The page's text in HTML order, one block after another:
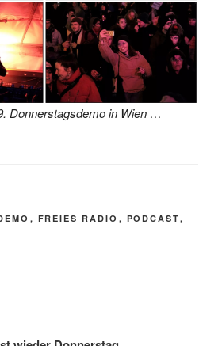
Donnerstagsdemo in Wien …
, FREIES RADIO , PODCAST,